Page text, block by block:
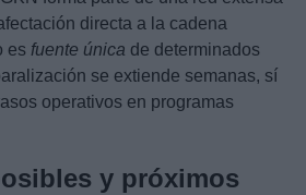
directa a la cadena
es fuente única de determinados
se extiende semanas, sí
operativos en programas
y próximos